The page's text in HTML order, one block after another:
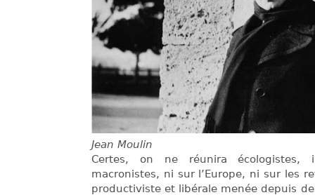
Jean Moulin
Certes, on ne réunira écologistes,
macronistes, ni sur l’Europe, ni sur les
productiviste et libérale menée depuis